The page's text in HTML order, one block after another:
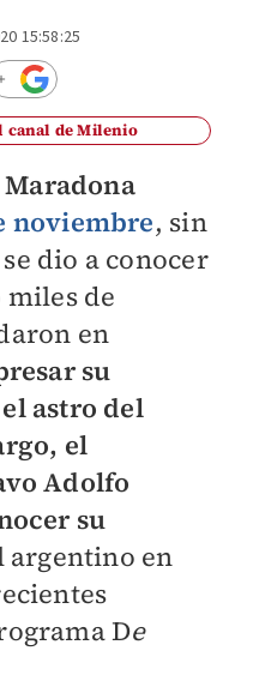
15:58:25
canal de Milenio
noviembre, sin
dio a conocer
de
en
su
astro del
el
Adolfo
su
argentino en
De